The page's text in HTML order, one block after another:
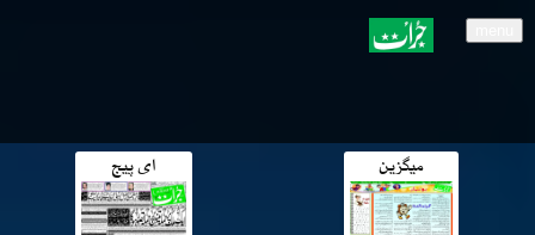
میگزین ای پیج